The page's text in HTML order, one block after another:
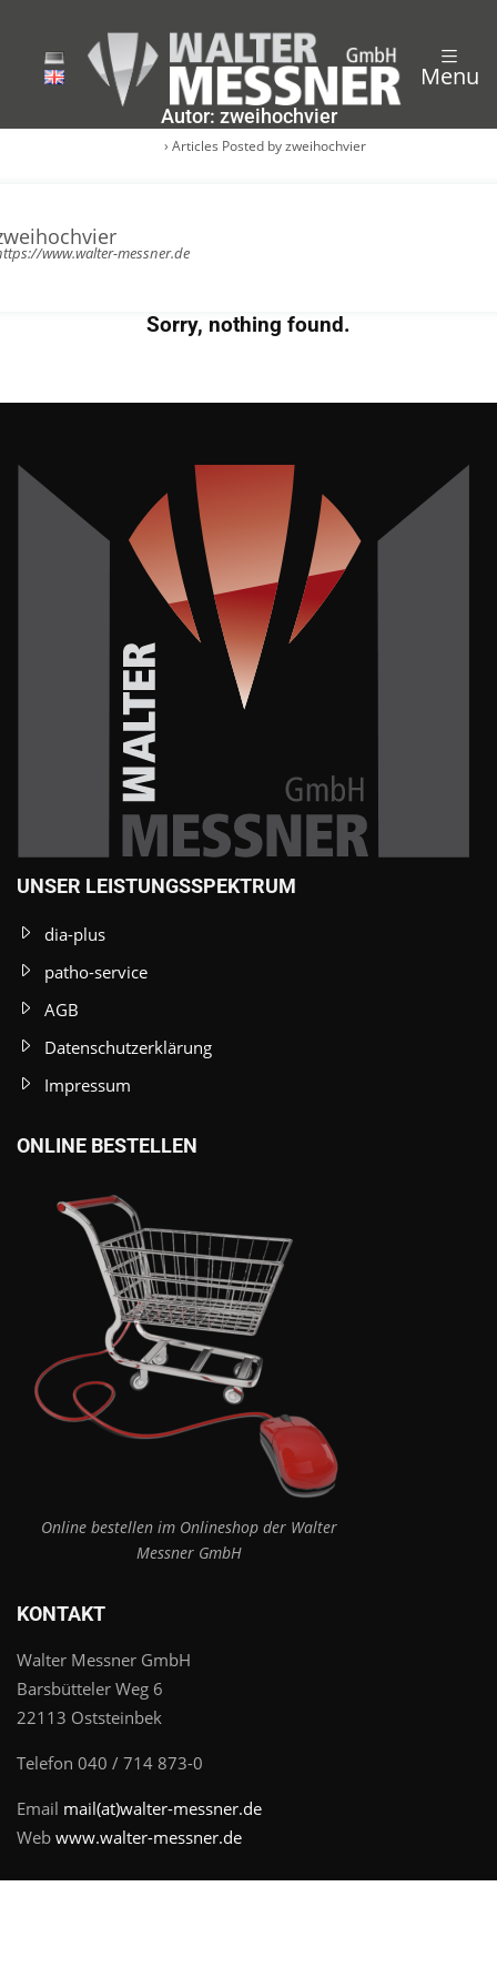
Menu
Autor: zweihochvier
› Articles Posted by zweihochvier
www.walter-messner.de
Sorry, nothing found.
UNSER LEISTUNGSSPEKTRUM
dia-plus
patho-service
AGB
Datenschutzerklärung
Impressum
ONLINE BESTELLEN
Online bestellen im Onlineshop der Walter
Messner GmbH
KONTAKT
Walter Messner GmbH
Barsbütteler Weg 6
22113 Oststeinbek
Telefon 040 / 714 873-0
Email mail(at)walter-messner.de
Web www.walter-messner.de